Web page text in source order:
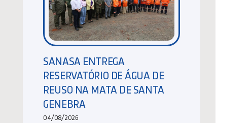
SANASA ENTREGA
RESERVATÓRIO DE ÁGUA DE
REUSO NA MATA DE SANTA
GENEBRA
04/08/2026